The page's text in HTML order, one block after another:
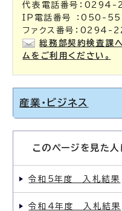
代表電話番号：0294-
IP電話番号 ：050-
ファクス番号：
総務部契約検査課
ムをご利用ください。
産業・ビジネス
このページを見た
令和5年度 入札結果
令和4年度 入札結果